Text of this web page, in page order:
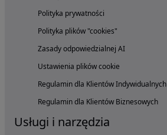
Polityka prywatności
Polityka plików "cookies"
Zasady odpowiedzialnej AI
Ustawienia plików cookie
Regulamin dla Klientów Indywidualnych
Regulamin dla Klientów Biznesowych
Usługi i narzędzia